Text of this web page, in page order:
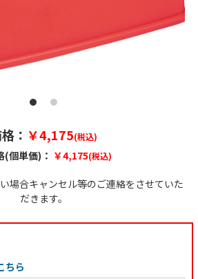
： ￥4,175(税込)
個単価)： ￥4,175(税込)
場合キャンセル等のご連絡をさせていた
だきます。
ちら